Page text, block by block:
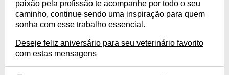
paixão pela profissão te acompanhe por todo o seu
caminho, continue sendo uma inspiração para quem
sonha com esse trabalho essencial.
Deseje feliz aniversário para seu veterinário favorito
com estas mensagens